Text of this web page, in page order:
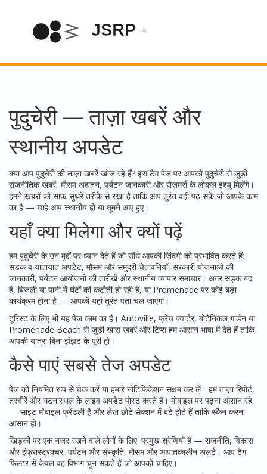
पुदुचेरी — ताज़ा खबरें और
स्थानीय अपडेट
क्या आप पुदुचेरी की ताज़ा खबरें खोज रहे हैं? इस टैग पेज पर आपको पुदुचेरी से जुड़ी
राजनीतिक खबरें, मौसम अद्यतन, पर्यटन जानकारी और रोज़मर्रा के लोकल इश्यू मिलेंगे।
हमने ख़बरों को साफ़-सुथरे तरीके से रखा है ताकि आप तुरंत वही पढ़ सकें जो आपके काम
का है — चाहे आप स्थानीय हों या घूमने आए हुए।
यहाँ क्या मिलेगा और क्यों पढ़ें
हम पुदुचेरी के उन मुद्दों पर ध्यान देते हैं जो सीधे आपकी ज़िंदगी को प्रभावित करते हैं:
सड़क व यातायात अपडेट, मौसम और समुद्री चेतावनियाँ, सरकारी योजनाओं की
जानकारी, पर्यटन आयोजनों की तारीखें और स्थानीय व्यापार समाचार। अगर सड़क बंद
है, बिजली या पानी में घंटों की कटौती हो रही है, या Promenade पर कोई बड़ा
कार्यक्रम होना है — आपको यहां तुरंत पता चल जाएगा।
टूरिस्ट के लिए भी यह पेज काम का है। Auroville, फ्रेंच क्वार्टर, बोटैनिकल गार्डन या
Promenade Beach से जुड़ी खास खबरें और टिप्स हम आसान भाषा में देते हैं ताकि
आपकी यात्रा बिना झंझट के पूरी हो।
कैसे पाएं सबसे तेज अपडेट
पेज को नियमित रूप से चेक करें या हमारे नोटिफिकेशन सक्षम कर लें। हम ताज़ा रिपोर्ट,
तस्वीरें और घटनास्थल के लाइव अपडेट पोस्ट करते हैं। मोबाइल पर पढ़ना आसान रहे
— साइट मोबाइल फ्रेंडली है और लेख छोटे सेक्शन में बंटे होते हैं ताकि स्कैन करना
आसान हो।
खिड़की पर एक नजर रखने वाले लोगों के लिए: प्रमुख श्रेणियाँ हैं — राजनीति, विकास
और इंफ्रास्ट्रक्चर, पर्यटन और संस्कृति, मौसम और आपातकालीन अलर्ट। आप टैग
फिल्टर से केवल वह विभाग चुन सकते हैं जो आपको चाहिए।